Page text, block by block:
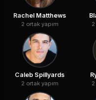
Rachel Matthews
2 ortak yapım
Caleb Spillyards
2 ortak yapım